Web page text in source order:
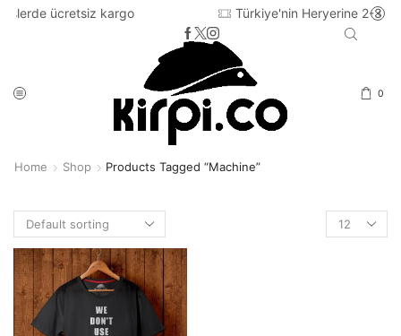
kargo Türkiye'nin Heryerine 2-3 iş günü içinde
0
Home Shop Products Tagged “machine”
Products
per